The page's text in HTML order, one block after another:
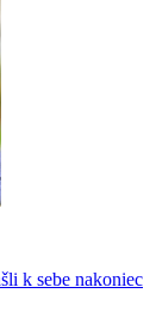
k sebe nakoniec